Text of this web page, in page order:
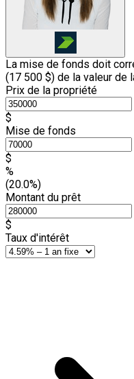
La mise de fonds doit
(17 500 $) de la valeur de
Prix de la propriété
$
Mise de fonds
$
%
(20.0%)
Montant du prêt
$
Taux d'intérêt